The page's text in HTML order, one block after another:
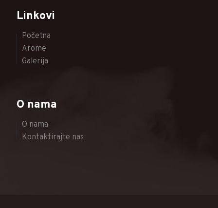
Linkovi
Početna
Arome
Galerija
O nama
O nama
Kontaktirajte nas